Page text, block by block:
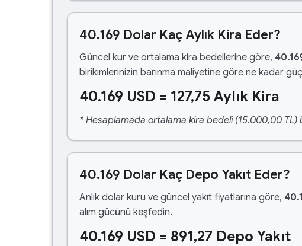
40.169 Dolar Kaç Aylık Kira Eder?
Güncel kur ve ortalama kira bedellerine göre,
birikimlerinizin barınma maliyetine göre ne kadar
40.169 USD = 127,75 Aylık Kira
* Hesaplamada ortalama kira bedeli (15.000,00 TL)
40.169 Dolar Kaç Depo Yakıt Eder?
Anlık dolar kuru ve güncel yakıt fiyatlarına göre,
alım gücünü keşfedin.
40.169 USD = 891,27 Depo Yakıt